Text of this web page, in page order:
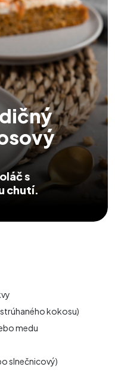
s
chutí.
kokosu)
medu
slnečnicový)